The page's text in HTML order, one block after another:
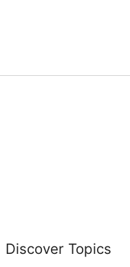
Discover Topics